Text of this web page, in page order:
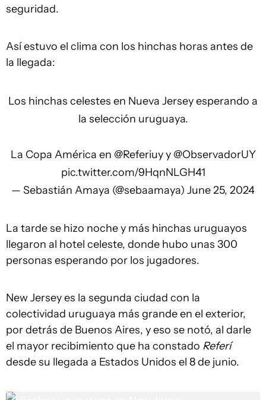
seguridad.
Así estuvo el clima con los hinchas horas antes de
la llegada:
Los hinchas celestes en Nueva Jersey esperando a
la selección uruguaya.
La Copa América en @Referiuyy @ObservadorUY
pic.twitter.com/9HqnNLGH41
— Sebastián Amaya (@sebaamaya) June 25, 2024
La tarde se hizo noche y más hinchas uruguayos
llegaron al hotel celeste, donde hubo unas 300
personas esperando por los jugadores.
New Jersey es la segunda ciudad con la
colectividad uruguaya más grande en el exterior,
por detrás de Buenos Aires, y eso se notó, al darle
el mayor recibimiento que ha constado Referí
desde su llegada a Estados Unidos el 8 de junio.